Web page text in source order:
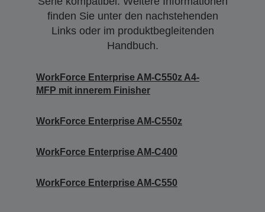
finden Sie unter den nachstehenden
Links oder im produktbegleitenden
Handbuch.
WorkForce Enterprise AM-C550z A4-
MFP mit innerem Finisher
WorkForce Enterprise AM-C550z
WorkForce Enterprise​ AM-C400
WorkForce Enterprise AM-C550